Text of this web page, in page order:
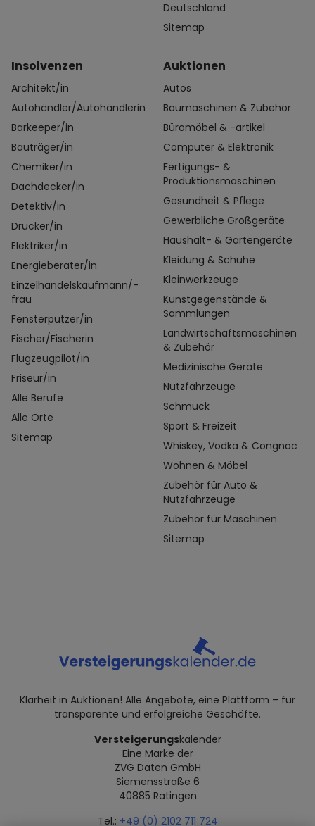
Deutschland
Sitemap
Insolvenzen
Architekt/in
Autohändler/Autohändlerin
Barkeeper/in
Bauträger/in
Chemiker/in
Dachdecker/in
Detektiv/in
Drucker/in
Elektriker/in
Energieberater/in
Einzelhandelskaufmann/-
frau
Fensterputzer/in
Fischer/Fischerin
Flugzeugpilot/in
Friseur/in
Alle Berufe
Alle Orte
Sitemap
Auktionen
Autos
Baumaschinen & Zubehör
Büromöbel & -artikel
Computer & Elektronik
Fertigungs- &
Produktionsmaschinen
Gesundheit & Pflege
Gewerbliche Großgeräte
Haushalt- & Gartengeräte
Kleidung & Schuhe
Kleinwerkzeuge
Kunstgegenstände &
Sammlungen
Landwirtschaftsmaschinen
& Zubehör
Medizinische Geräte
Nutzfahrzeuge
Schmuck
Sport & Freizeit
Whiskey, Vodka & Congnac
Wohnen & Möbel
Zubehör für Auto &
Nutzfahrzeuge
Zubehör für Maschinen
Sitemap
Klarheit in Auktionen! Alle Angebote, eine Plattform – für
transparente und erfolgreiche Geschäfte.
Versteigerungskalender
Eine Marke der
ZVG Daten GmbH
Siemensstraße 6
40885 Ratingen
Tel.: +49 (0) 2102 711 724